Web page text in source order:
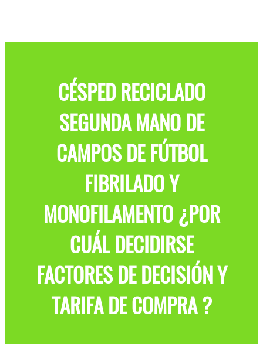
CÉSPED RECICLADO
SEGUNDA MANO DE
CAMPOS DE FÚTBOL
FIBRILADO Y
MONOFILAMENTO ¿POR
CUÁL DECIDIRSE
FACTORES DE DECISIÓN Y
TARIFA DE COMPRA ?